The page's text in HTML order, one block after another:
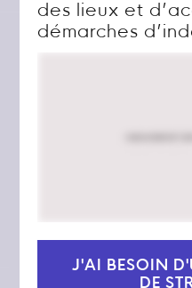
des lieux et
démarches
J'AI BESOIN
DE